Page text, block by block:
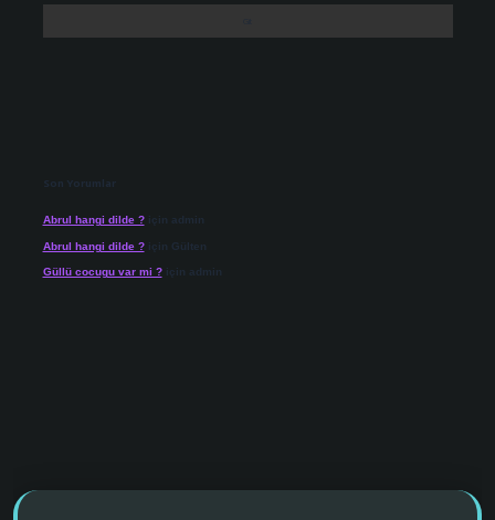
Son Yorumlar
Abrul hangi dilde ?için admin
Abrul hangi dilde ?için Gülten
Güllü cocugu var mi ?için admin